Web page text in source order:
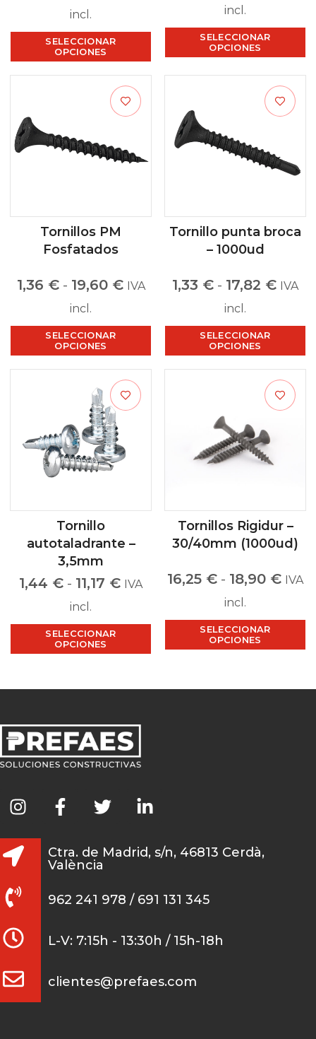
incl.
SELECCIONAR
OPCIONES
incl.
SELECCIONAR
OPCIONES
Tornillos PM
Fosfatados
1,36 € - 19,60 € IVA
incl.
SELECCIONAR
OPCIONES
Tornillo punta broca
– 1000ud
1,33 € - 17,82 € IVA
incl.
SELECCIONAR
OPCIONES
Tornillo
autotaladrante –
3,5mm
1,44 € - 11,17 € IVA
incl.
SELECCIONAR
OPCIONES
Tornillos Rigidur –
30/40mm (1000ud)
16,25 € - 18,90 € IVA
incl.
SELECCIONAR
OPCIONES
Ctra. de Madrid, s/n, 46813 Cerdà,
València
962 241 978 / 691 131 345
L-V: 7:15h - 13:30h / 15h-18h
clientes@prefaes.com